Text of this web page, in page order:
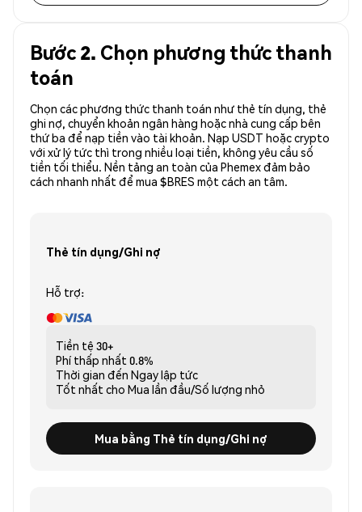
Bước 2. Chọn phương thức thanh
toán
Chọn các phương thức thanh toán như thẻ tín dụng, thẻ
ghi nợ, chuyển khoản ngân hàng hoặc nhà cung cấp bên
thứ ba để nạp tiền vào tài khoản. Nạp USDT hoặc crypto
với xử lý tức thì trong nhiều loại tiền, không yêu cầu số
tiền tối thiểu. Nền tảng an toàn của Phemex đảm bảo
cách nhanh nhất để mua $BRES một cách an tâm.
Thẻ tín dụng/Ghi nợ
Hỗ trợ:
Tiền tệ 30+
Phí thấp nhất 0.8%
Thời gian đến Ngay lập tức
Tốt nhất cho Mua lần đầu/Số lượng nhỏ
Mua bằng Thẻ tín dụng/Ghi nợ